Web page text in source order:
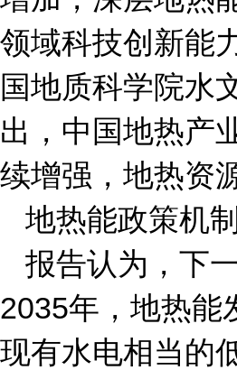
领域科技创新能
国地质科学院水
出，中国地热产
续增强，地热资
地热能政策机
报告认为，下
2035年，地热能
现有水电相当的